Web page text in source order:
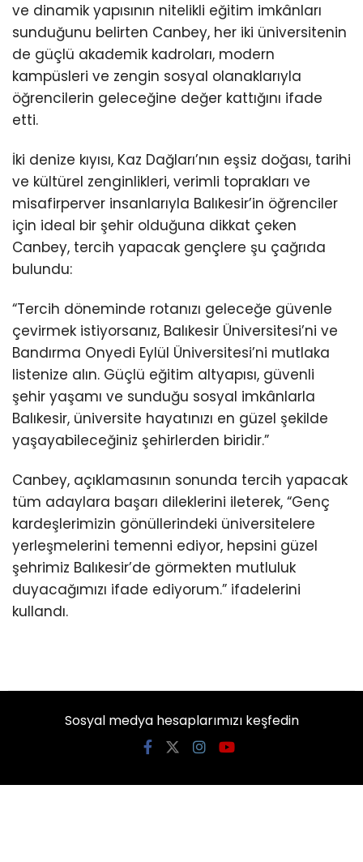
ve dinamik yapısının nitelikli eğitim imkânları
sunduğunu belirten Canbey, her iki üniversitenin
de güçlü akademik kadroları, modern
kampüsleri ve zengin sosyal olanaklarıyla
öğrencilerin geleceğine değer kattığını ifade
etti.
İki denize kıyısı, Kaz Dağları’nın eşsiz doğası, tarihi
ve kültürel zenginlikleri, verimli toprakları ve
misafirperver insanlarıyla Balıkesir’in öğrenciler
için ideal bir şehir olduğuna dikkat çeken
Canbey, tercih yapacak gençlere şu çağrıda
bulundu:
“Tercih döneminde rotanızı geleceğe güvenle
çevirmek istiyorsanız, Balıkesir Üniversitesi’ni ve
Bandırma Onyedi Eylül Üniversitesi’ni mutlaka
listenize alın. Güçlü eğitim altyapısı, güvenli
şehir yaşamı ve sunduğu sosyal imkânlarla
Balıkesir, üniversite hayatınızı en güzel şekilde
yaşayabileceğiniz şehirlerden biridir.”
Canbey, açıklamasının sonunda tercih yapacak
tüm adaylara başarı dileklerini ileterek, “Genç
kardeşlerimizin gönüllerindeki üniversitelere
yerleşmelerini temenni ediyor, hepsini güzel
şehrimiz Balıkesir’de görmekten mutluluk
duyacağımızı ifade ediyorum.” ifadelerini
kullandı.
Sosyal medya hesaplarımızı keşfedin